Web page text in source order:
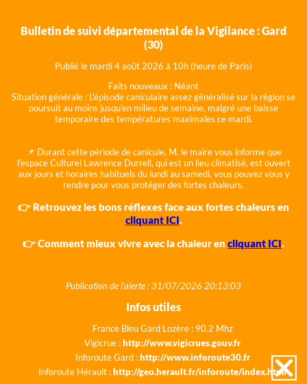
Bulletin de suivi départemental de la Vigilance : Gard
(30)
Publié le mardi 4 août 2026 à 10h (heure de Paris)
Faits nouveaux : Néant
Situation générale : L'épisode caniculaire assez généralisé sur la région se
poursuit au moins jusqu'en milieu de semaine, malgré une baisse
temporaire des températures maximales ce mardi.
📌 Durant cette période de canicule, M. le maire vous informe que
l'espace Culturel Lawrence Durrell, qui est un lieu climatisé, est ouvert
aux jours et horaires habituels du lundi au samedi, vous pouvez vous y
rendre pour vous protéger des fortes chaleurs.
👉 Retrouvez les bons réflexes face aux fortes chaleurs en
cliquant ICI.
👉 Comment mieux vivre avec la chaleur en cliquant ICI.
Publication de l'alerte : 31/07/2026 20:13:03
Infos utiles
France Bleu Gard Lozère : 90.2 Mhz
Vigicrue :http://www.vigicrues.gouv.fr
Inforoute Gard :http://www.inforoute30.fr
Inforoute Hérault :http://geo.herault.fr/inforoute/index.html